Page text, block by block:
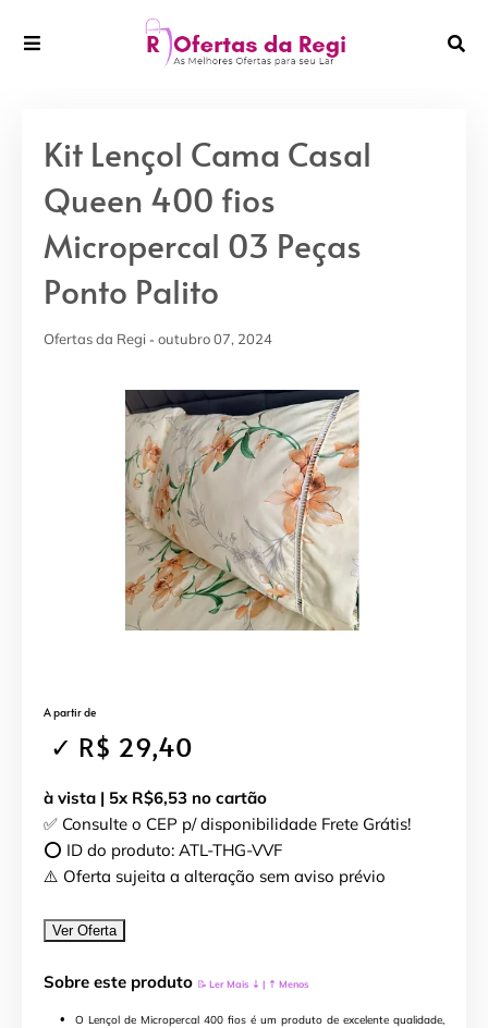
Kit Lençol Cama Casal
Queen 400 fios
Micropercal 03 Peças
Ponto Palito
Ofertas da Regi outubro 07, 2024
A partir de
✓ R$ 29,40
à vista | 5x R$6,53 no cartão
✅ Consulte o CEP p/ disponibilidade Frete Grátis!
⭕ ID do produto: ATL-THG-VVF
⚠️ Oferta sujeita a alteração sem aviso prévio
Ver Oferta
Sobre este produto 📝 Ler Mais ⇣ | ⇡ Menos
O Lençol de Micropercal 400 fios é um produto de excelente qualidade,